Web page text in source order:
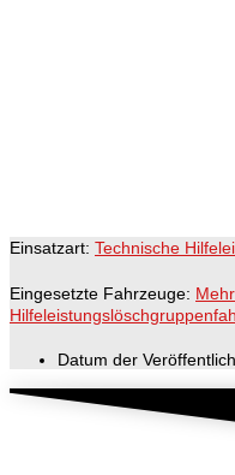
Einsatzart: Technische
Eingesetzte Fahrzeuge:
Datum der